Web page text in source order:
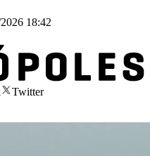
18:42
Twitter